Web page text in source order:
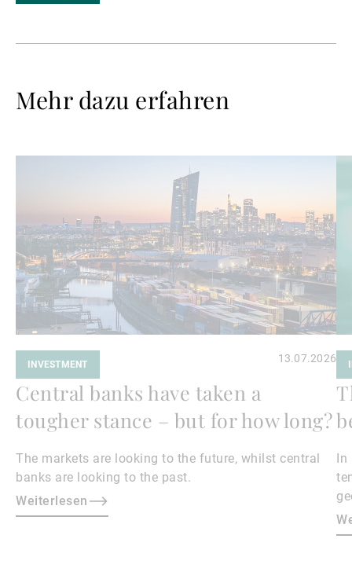
Mehr dazu erfahren
INVESTMENT 13.07.2026
Central banks have taken a
tougher stance – but for how long?
The markets are looking to the future, whilst central
banks are looking to the past.
Weiterlesen